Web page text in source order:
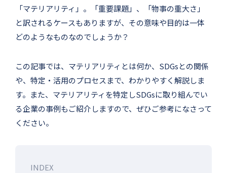
「マテリアリティ」。「重要課題」、「物事の重大さ」
と訳されるケースもありますが、その意味や目的は一体
どのようなものなのでしょうか？
この記事では、マテリアリティとは何か、SDGsとの関係
や、特定・活用のプロセスまで、わかりやすく解説しま
す。また、マテリアリティを特定しSDGsに取り組んでい
る企業の事例もご紹介しますので、ぜひご参考になさって
ください。
INDEX